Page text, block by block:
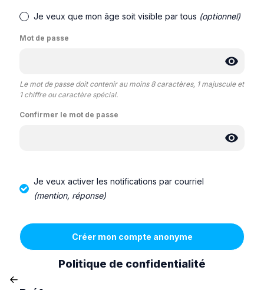
Je veux que mon âge soit visible par tous (optionnel)
Mot de passe
Le mot de passe doit contenir au moins 8 caractères, 1 majuscule et
1 chiffre ou caractère spécial.
Confirmer le mot de passe
Je veux activer les notifications par courriel
(mention, réponse)
Politique de confidentialité